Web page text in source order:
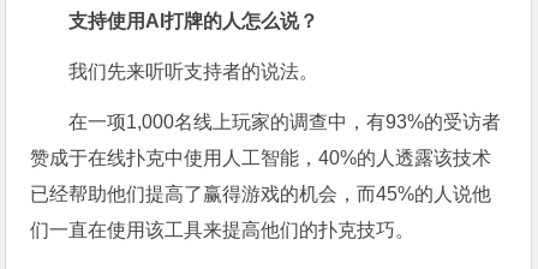
支持使用AI打牌的人怎么说？
我们先来听听支持者的说法。
在一项1,000名线上玩家的调查中，有93%的受访者
赞成于在线扑克中使用人工智能，40%的人透露该技术
已经帮助他们提高了赢得游戏的机会，而45%的人说他
们一直在使用该工具来提高他们的扑克技巧。